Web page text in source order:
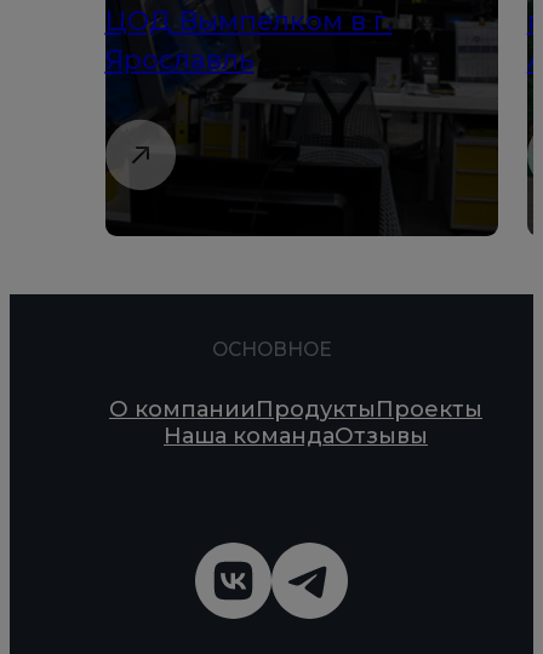
ЦОД Вымпелком в г.
Ярославль
ОСНОВНОЕ
О компанииПродуктыПроекты
Наша командаОтзывы